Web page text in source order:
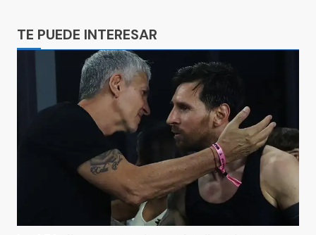
TE PUEDE INTERESAR